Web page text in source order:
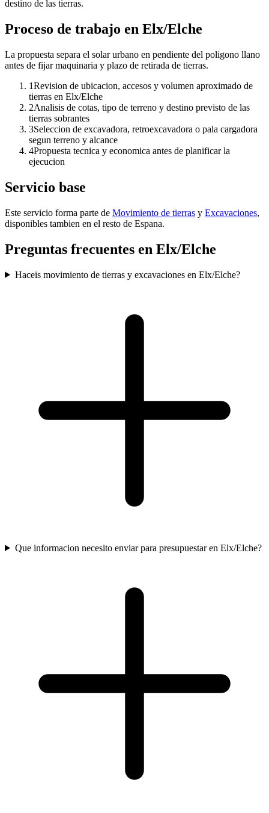
destino de las tierras.
Proceso de trabajo en Elx/Elche
La propuesta separa el solar urbano en pendiente del poligono llano
antes de fijar maquinaria y plazo de retirada de tierras.
1Revision de ubicacion, accesos y volumen aproximado de
tierras en Elx/Elche
2Analisis de cotas, tipo de terreno y destino previsto de las
tierras sobrantes
3Seleccion de excavadora, retroexcavadora o pala cargadora
segun terreno y alcance
4Propuesta tecnica y economica antes de planificar la
ejecucion
Servicio base
Este servicio forma parte de Movimiento de tierras y Excavaciones,
disponibles tambien en el resto de Espana.
Preguntas frecuentes en Elx/Elche
Haceis movimiento de tierras y excavaciones en Elx/Elche?
Que informacion necesito enviar para presupuestar en Elx/Elche?